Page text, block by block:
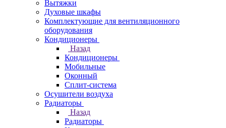
Вытяжки
Духовые шкафы
Комплектующие для вентиляционного
оборудования
Кондиционеры
Назад
Кондиционеры
Мобильные
Оконный
Сплит-система
Осушители воздуха
Радиаторы
Назад
Радиаторы